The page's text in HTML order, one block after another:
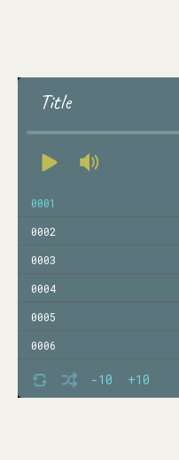
Title
-10 +10
0001
0002
0003
0004
0005
0006
0007
0008